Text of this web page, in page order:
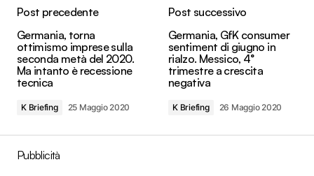
Post precedente
Germania, torna
ottimismo imprese sulla
seconda metà del 2020.
Ma intanto è recessione
tecnica
K Briefing 25 Maggio 2020
Post successivo
Germania, GfK consumer
sentiment di giugno in
rialzo. Messico, 4°
trimestre a crescita
negativa
K Briefing 26 Maggio 2020
Pubblicità